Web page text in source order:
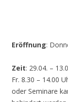
Eröffnung:
Zeit: 29.04. –
Fr. 8.30 – 14.00
oder Seminare